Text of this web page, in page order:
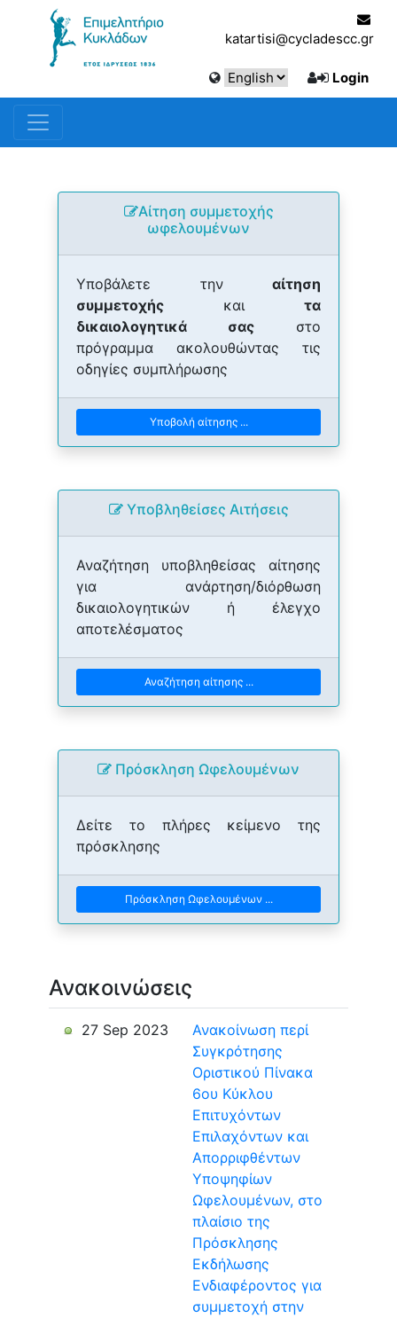
katartisi@cycladescc.gr
Login
Αίτηση συμμετοχής
ωφελουμένων
Υποβάλετε την αίτηση
συμμετοχής και τα
δικαιολογητικά σας στο
πρόγραμμα ακολουθώντας τις
οδηγίες συμπλήρωσης
Υποβολή αίτησης ...
Yποβληθείσες Αιτήσεις
Αναζήτηση υποβληθείσας αίτησης
για ανάρτηση/διόρθωση
δικαιολογητικών ή έλεγχο
αποτελέσματος
Αναζήτηση αίτησης ...
Πρόσκληση Ωφελουμένων
Δείτε το πλήρες κείμενο της
πρόσκλησης
Πρόσκληση Ωφελουμένων ...
Ανακοινώσεις
27 Sep 2023
Ανακοίνωση περί
Συγκρότησης
Οριστικού Πίνακα
6ου Κύκλου
Επιτυχόντων
Επιλαχόντων και
Απορριφθέντων
Υποψηφίων
Ωφελουμένων, στο
πλαίσιο της
Πρόσκλησης
Εκδήλωσης
Ενδιαφέροντος για
συμμετοχή στην